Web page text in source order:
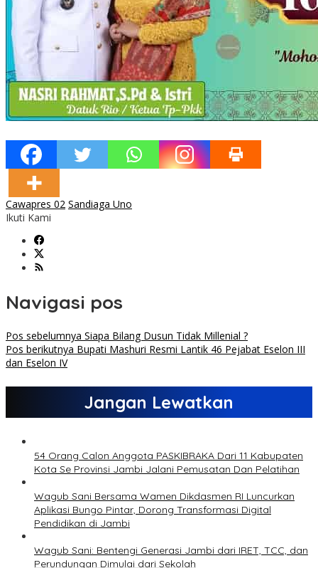
Cawapres 02 Sandiaga Uno
Ikuti Kami
Navigasi pos
Pos sebelumnya Siapa Bilang Dusun Tidak Millenial ?
Pos berikutnya Bupati Mashuri Resmi Lantik 46 Pejabat Eselon III
dan Eselon IV
Jangan Lewatkan
54 Orang Calon Anggota PASKIBRAKA Dari 11 Kabupaten
Kota Se Provinsi Jambi Jalani Pemusatan Dan Pelatihan
Wagub Sani Bersama Wamen Dikdasmen RI Luncurkan
Aplikasi Bungo Pintar, Dorong Transformasi Digital
Pendidikan di Jambi
Wagub Sani: Bentengi Generasi Jambi dari IRET, TCC, dan
Perundungan Dimulai dari Sekolah